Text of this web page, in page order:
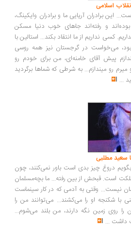
اسلامی
این برادران آریایی ما و برادران وایکینگ،
و رفته‌اند جاهای خوب دنیا مسکن
کسی نداریم از ما انتقاد بکند... استالین با
می‌خواست در گرجستان نیز همه روسی
پیش آقای خامنه‌ای، من برای خودم رو
میرم رو میندازم... به شرطی که شماها برگردید
...
سعید مطلبی
دروغ چیز بدی است باور نمی‌کنند، چون
است. قبحش از بین رفته... ما بچه‌مسلمان
نیست... وقتی به آدمی که در کار سینماست
با شکنجه او را می‌کشند... می‌توانند من را
را روی زمین نگه دارند، من بلند می‌شوم...
داشت ...